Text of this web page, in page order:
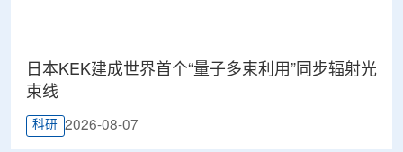
日本KEK建成世界首个“量子多束利用”同步辐射光
束线
科研 2026-08-07